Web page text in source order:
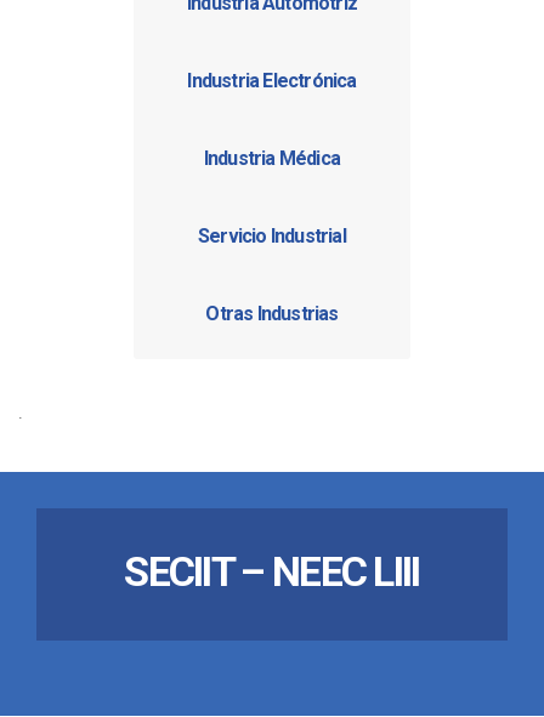
Industria Electrónica
Industria Médica
Servicio Industrial
Otras Industrias
SECIIT – NEEC LIII